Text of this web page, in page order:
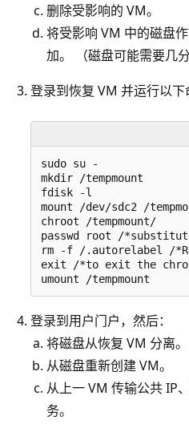
删除受影响的 VM。
将受影响 VM 中的磁盘
加。 （磁盘可能需要几
登录到恢复 VM 并运行以下
sudo su -
mkdir /tempmount
fdisk -l
mount /dev/sdc2 /
chroot /tempmount/
passwd root /
rm -f /.autorelabel /
exit /*to exit the
登录到用户门户，然后：
将磁盘从恢复 VM 分离。
从磁盘重新创建 VM。
从上一 VM 传输公共 IP
务。